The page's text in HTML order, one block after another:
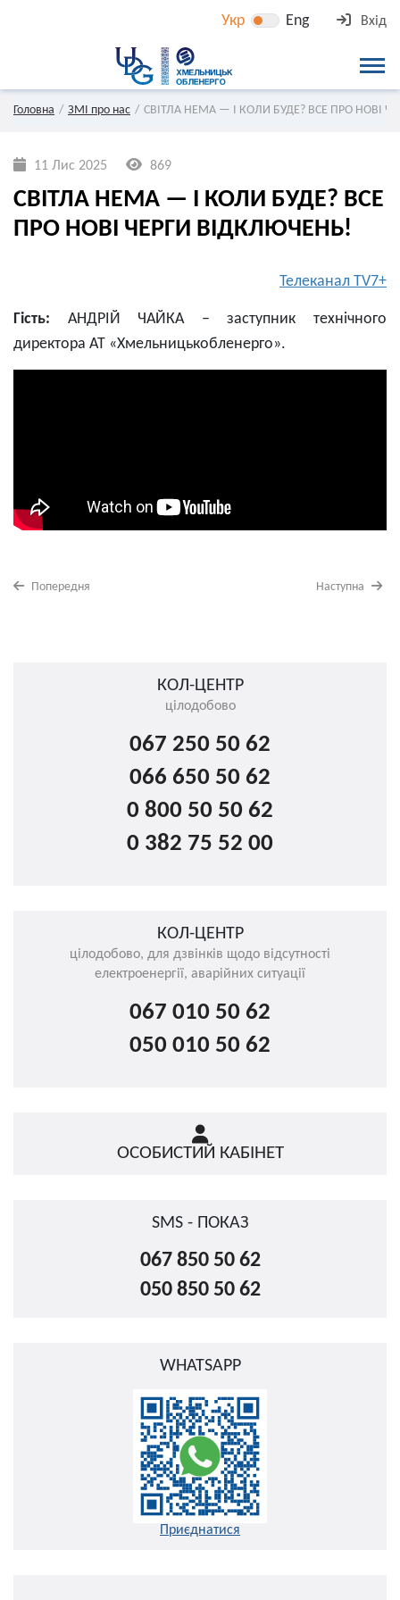
Укр Eng Вхід
Головна ЗМІ про нас СВІТЛА НЕМА — І КОЛИ БУДЕ? ВСЕ ПРО НОВІ
11 Лис 2025 869
СВІТЛА НЕМА — І КОЛИ БУДЕ? ВСЕ
ПРО НОВІ ЧЕРГИ ВІДКЛЮЧЕНЬ!
Телеканал TV7+
Гість: АНДРІЙ ЧАЙКА – заступник технічного
директора АТ «Хмельницькобленерго».
Попередня Наступна
КОЛ-ЦЕНТР
цілодобово
067 250 50 62
066 650 50 62
0 800 50 50 62
0 382 75 52 00
КОЛ-ЦЕНТР
цілодобово, для дзвінків щодо відсутності
електроенергії, аварійних ситуації
067 010 50 62
050 010 50 62
ОСОБИСТИЙ КАБІНЕТ
SMS - ПОКАЗ
067 850 50 62
050 850 50 62
WHATSAPP
Приєднатися